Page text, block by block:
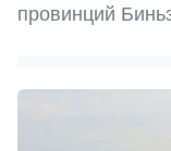
провинций